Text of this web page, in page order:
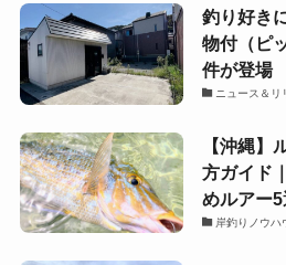
釣り好き
物付（ピ
件が登場
ニュース＆リ
【沖縄】
方ガイド
めルアー5
岸釣りノウハ